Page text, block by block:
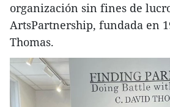
organización sin fines de
ArtsPartnership, fundada en
Thomas.